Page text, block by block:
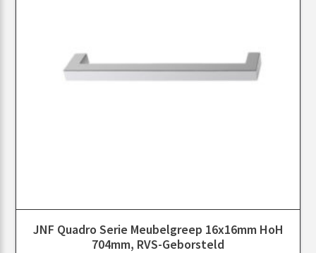
JNF Quadro Serie Meubelgreep 16x16mm HoH
704mm, RVS-Geborsteld